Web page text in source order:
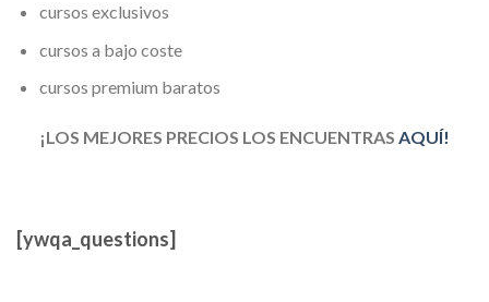
cursos exclusivos
cursos a bajo coste
cursos premium baratos
¡LOS MEJORES PRECIOS LOS ENCUENTRAS AQUÍ!
[ywqa_questions]